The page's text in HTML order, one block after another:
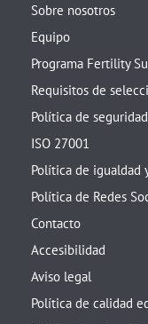
Sobre nosotros
Equipo
Programa Fertility
Requisitos de
Política de
ISO 27001
Política de igualdad
Política de Redes
Contacto
Accesibilidad
Aviso legal
Política de calidad